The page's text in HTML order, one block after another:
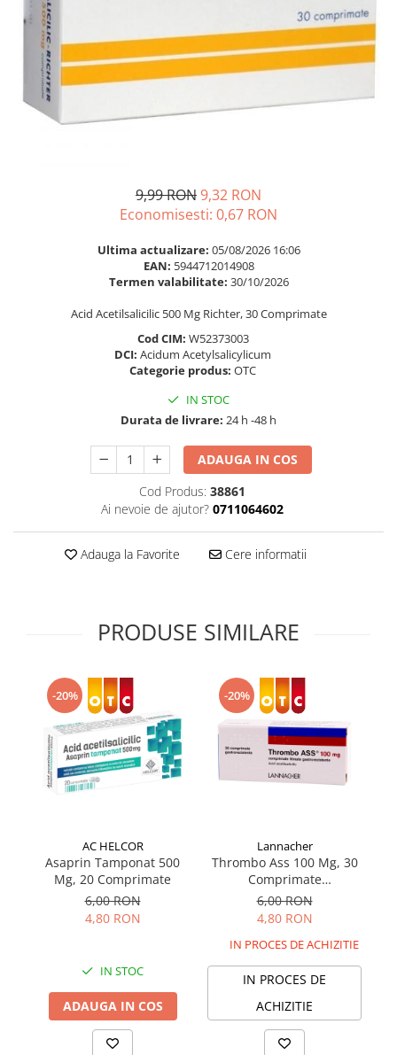
Omega 3
Par si unghii
Probiotice si prebiotice
Prostata
Slabire si control greutate
Somn stres si anxietate
Supliment Calciu
Supliment Complexe
Supliment Vitamina B
Supliment Vitamina D3
Tincturi si Gemoderivate
Vitamine si minerale
Ingrijire par
Balsam masca si tratament
Produse cu SPF Pentru Fata
Repelenti insecte
9,99 RON9,32 RON
Economisesti: 0,67 RON
Ultima actualizare: 05/08/2026 16:06
EAN: 5944712014908
Termen valabilitate: 30/10/2026
Acid Acetilsalicilic 500 Mg Richter, 30 Comprimate
Cod CIM: W52373003
DCI: Acidum Acetylsalicylicum
Categorie produs: OTC
IN STOC
Durata de livrare: 24 h -48 h
ADAUGA IN COS
Cod Produs: 38861
Ai nevoie de ajutor? 0711064602
Adauga la Favorite Cere informatii
PRODUSE SIMILARE
-20%
AC HELCOR
Asaprin Tamponat 500
Mg, 20 Comprimate
6,00 RON
4,80 RON
IN STOC
ADAUGA IN COS
-20%
Lannacher
Thrombo Ass 100 Mg, 30
Comprimate
Gastrorezistente
6,00 RON
4,80 RON
IN PROCES DE ACHIZITIE
IN PROCES DE
ACHIZITIE